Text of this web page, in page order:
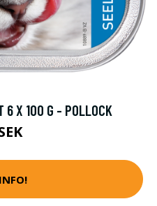
6 X 100 G - POLLOCK